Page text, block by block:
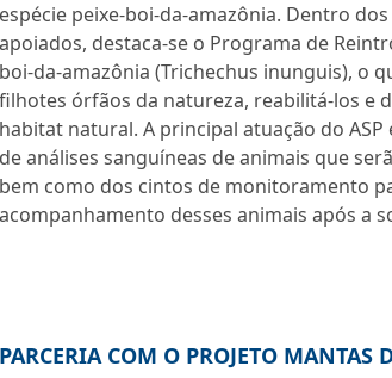
espécie peixe-boi-da-amazônia. Dentro
apoiados, destaca-se o Programa de
boi-da-amazônia (Trichechus inunguis), o
filhotes órfãos da natureza, reabilitá-los e
habitat natural. A principal atuação do
de análises sanguíneas de animais que
bem como dos cintos de monitoramento
acompanhamento desses animais após a
PARCERIA COM O PROJETO MANTAS